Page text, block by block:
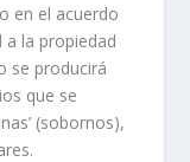
en el acuerdo
la propiedad
se producirá
que se
(sobornos),